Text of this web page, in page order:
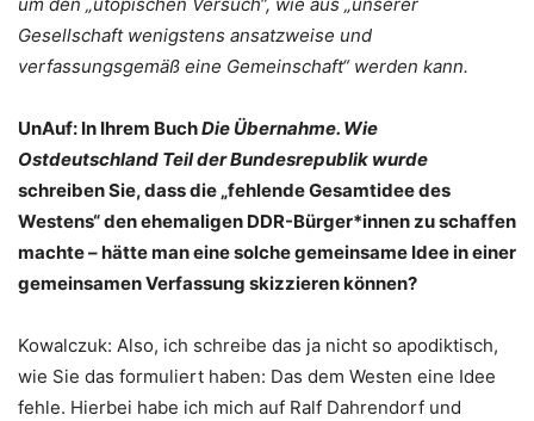
Gesellschaft wenigstens ansatzweise und
verfassungsgemäß eine Gemeinschaft“ werden kann.
UnAuf: In Ihrem BuchDie Übernahme. Wie
Ostdeutschland Teil der Bundesrepublik wurde
schreiben Sie, dass die „fehlende Gesamtidee des
Westens“ den ehemaligen DDR-Bürger*innen zu schaffen
machte – hätte man eine solche gemeinsame Idee in einer
gemeinsamen Verfassung skizzieren können?
Kowalczuk: Also, ich schreibe das ja nicht so apodiktisch,
wie Sie das formuliert haben: Das dem Westen eine Idee
fehle. Hierbei habe ich mich auf Ralf Dahrendorf und